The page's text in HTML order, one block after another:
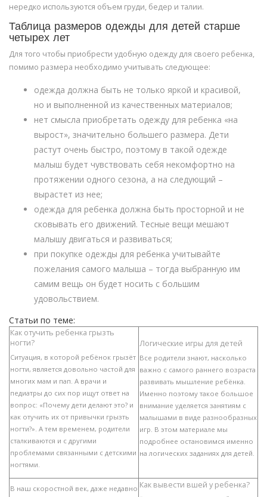
нередко используются объем груди, бедер и талии.
Таблица размеров одежды для детей старше
четырех лет
Для того чтобы приобрести удобную одежду для своего ребенка,
помимо размера необходимо учитывать следующее:
одежда должна быть не только яркой и красивой,
но и выполненной из качественных материалов;
нет смысла приобретать одежду для ребенка «на
вырост», значительно большего размера. Дети
растут очень быстро, поэтому в такой одежде
малыш будет чувствовать себя некомфортно на
протяжении одного сезона, а на следующий –
вырастет из нее;
одежда для ребенка должна быть просторной и не
сковывать его движений. Тесные вещи мешают
малышу двигаться и развиваться;
при покупке одежды для ребенка учитывайте
пожелания самого малыша – тогда выбранную им
самим вещь он будет носить с большим
удовольствием.
Статьи по теме:
Как отучить ребенка грызть
ногти?
Ситуация, в которой ребёнок грызёт
ногти, является довольно частой для
многих мам и пап. А врачи и
педиатры до сих пор ищут ответ на
вопрос: «Почему дети делают это? и
как отучить их от привычки грызть
ногти?». А тем временем, родители
сталкиваются и с другими
проблемами связанными с детскими
ногтями.
Логические игры для детей
Все родители знают, насколько
важно с самого раннего возраста
развивать мышление ребёнка.
Именно поэтому такое большое
внимание уделяется занятиям с
малышами в виде разнообразных
игр. В этом материале мы
подробнее остановимся именно
на логических заданиях для детей.
В наш скоростной век, даже недавно Как вывести вшей у ребенка?